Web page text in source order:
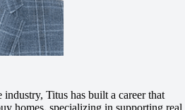
Titus has built a career that
homes, specializing in supporting real